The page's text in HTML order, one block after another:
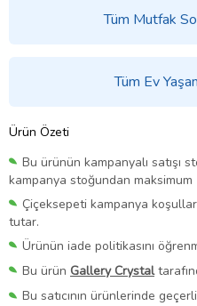
Tüm Mutfak
Tüm Ev
Ürün Özeti
Bu ürünün kampanyalı satışı
kampanya stoğundan
Çiçeksepeti kampanya
tutar.
Ürünün iade politikasını
Bu ürün Gallery Crystal
Bu satıcının ürünlerinde geçerli